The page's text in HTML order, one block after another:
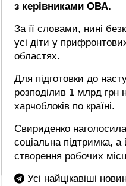
з керівниками ОВА.
За її словами, нині
усі діти у
областях.
Для підготовки до
розподілив 1 млрд грн
харчоблоків по країні.
Свириденко
соціальна підтримка, а
створення робочих
Усі найцікавіші